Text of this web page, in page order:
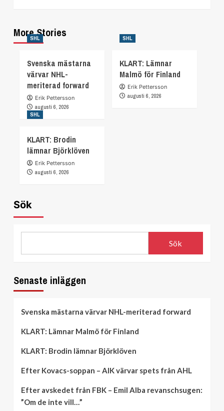
More Stories
SHL
Svenska mästarna
värvar NHL-
meriterad forward
Erik Pettersson
augusti 6, 2026
SHL
KLART: Lämnar
Malmö för Finland
Erik Pettersson
augusti 6, 2026
SHL
KLART: Brodin
lämnar Björklöven
Erik Pettersson
augusti 6, 2026
Sök
Sök
Senaste inläggen
Svenska mästarna värvar NHL-meriterad forward
KLART: Lämnar Malmö för Finland
KLART: Brodin lämnar Björklöven
Efter Kovacs-soppan – AIK värvar spets från AHL
Efter avskedet från FBK – Emil Alba revanschsugen:
”Om de inte vill…”